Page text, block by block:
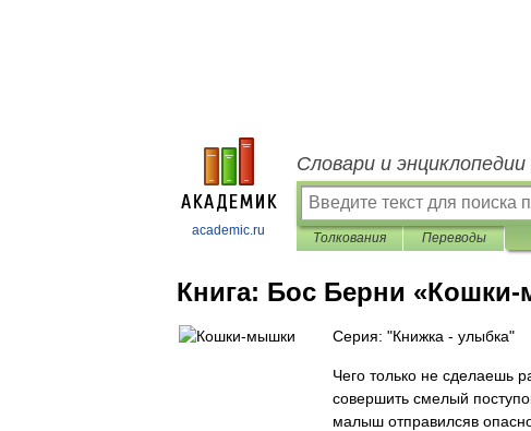
academic.ru
Словари и
Толкования Переводы
Книга: Бос Берни
Серия: "Книжка - улыбка"
Чего только не сделаешь
совершить смелый
малыш отправилсяв